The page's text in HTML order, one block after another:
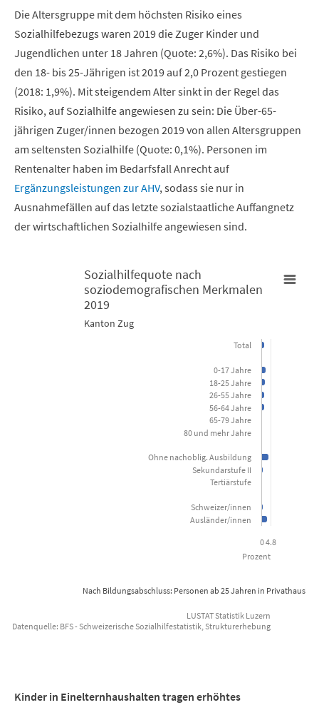
Die Altersgruppe mit dem höchsten Risiko eines
Sozialhilfebezugs waren 2019 die Zuger Kinder und
Jugendlichen unter 18 Jahren (Quote: 2,6%). Das Risiko bei
den 18- bis 25-Jährigen ist 2019 auf 2,0 Prozent gestiegen
(2018: 1,9%). Mit steigendem Alter sinkt in der Regel das
Risiko, auf Sozialhilfe angewiesen zu sein: Die Über-65-
jährigen Zuger/innen bezogen 2019 von allen Altersgruppen
am seltensten Sozialhilfe (Quote: 0,1%). Personen im
Rentenalter haben im Bedarfsfall Anrecht auf
Ergänzungsleistungen zur AHV, sodass sie nur in
Ausnahmefällen auf das letzte sozialstaatliche Auffangnetz
der wirtschaftlichen Sozialhilfe angewiesen sind.
Sozialhilfequote nach soziodemografischen Merkmalen 2019
View as data table, Sozialhilfequote nach
The chart has 1 X axis displaying categories.
The chart has 1 Y axis displaying Prozent. Data ranges from 0 to
Nach Bildungsabschluss: Personen ab 25 Jahren in
Prozent
Sozialhilfequote nach
soziodemografischen Merkmalen
2019
Kanton Zug
04.8
Ausländer/innen
Schweizer/innen
Tertiärstufe
Sekundarstufe II
Ohne nachoblig. Ausbildung
80 und mehr Jahre
65-79 Jahre
56-64 Jahre
26-55 Jahre
18-25 Jahre
0-17 Jahre
Total
LUSTAT Statistik Luzern
Datenquelle: BFS - Schweizerische Sozialhilfestatistik, Strukturerhebung
Kinder in Einelternhaushalten tragen erhöhtes